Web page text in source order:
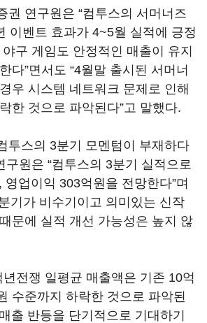
권 연구원은 “컴투스의 서머너즈
이벤트 효과가 4~5월 실적에 긍정
구 게임도 안정적인 매출이 유지
다”면서도 “4월말 출시된 서머너
우 시스템 네트워크 문제로 인해
한 것으로 파악된다”고 말했다.
투스의 3분기 모멘텀이 부재하다
구원은 “컴투스의 3분기 실적으로
업이익 303억원을 전망한다”며
기가 비수기이고 의미있는 신작
문에 실적 개선 가능성은 높지 않
년전쟁 일평균 매출액은 기존 10억
수준까지 하락한 것으로 파악된
출 반등을 단기적으로 기대하기